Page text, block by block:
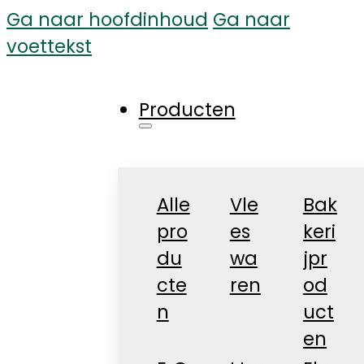
Ga naar hoofdinhoud Ga naar
voettekst
Producten
Alle
pro
du
cte
n
Vle
es
wa
ren
Bak
keri
jpr
od
uct
en